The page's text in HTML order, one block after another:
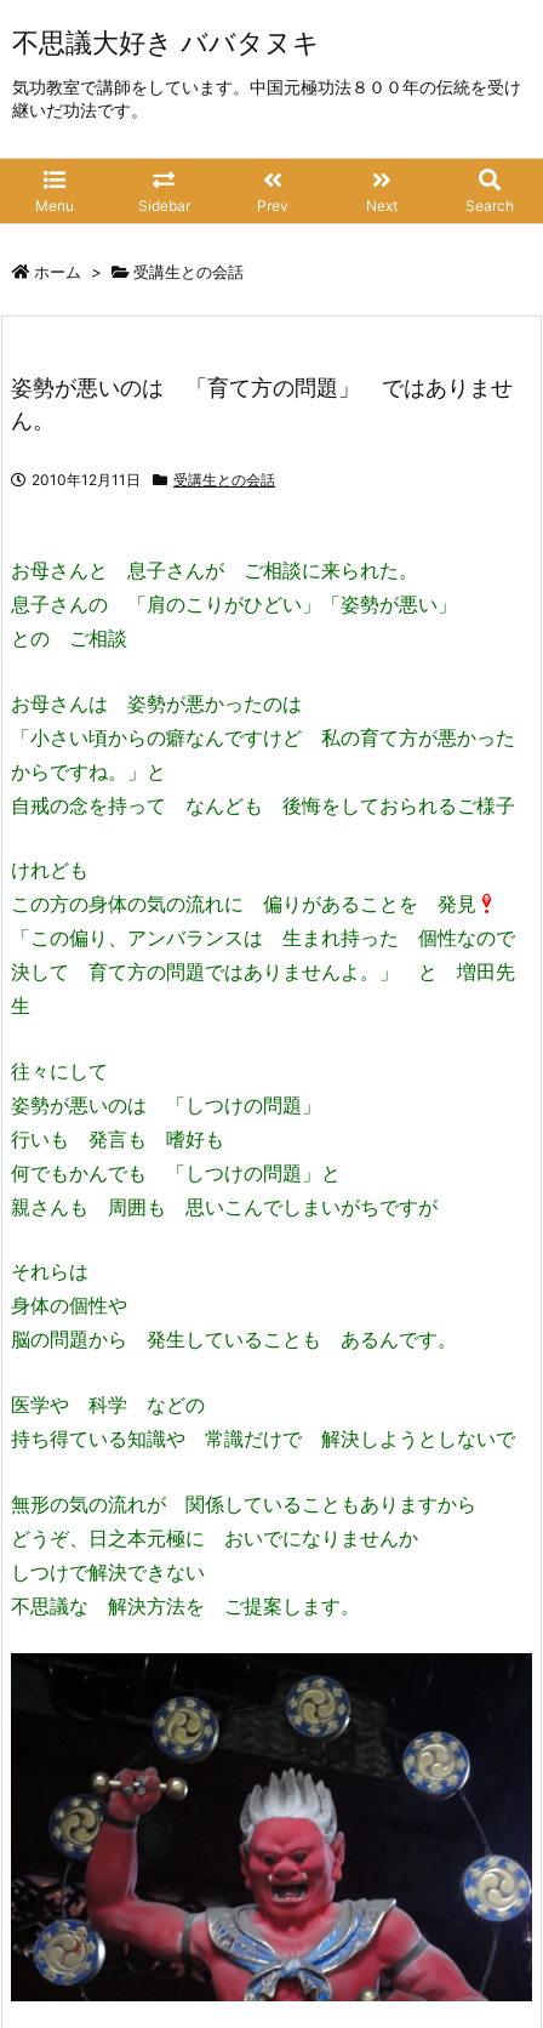
不思議大好き ババタヌキ
気功教室で講師をしています。中国元極功法８００年の伝統を受け
継いだ功法です。
Menu Sidebar Prev Next Search
ホーム > 受講生との会話
姿勢が悪いのは 「育て方の問題」 ではありませ
ん。
2010年12月11日 受講生との会話
お母さんと 息子さんが ご相談に来られた。
息子さんの 「肩のこりがひどい」「姿勢が悪い」
との ご相談
お母さんは 姿勢が悪かったのは
「小さい頃からの癖なんですけど 私の育て方が悪かった
からですね。」と
自戒の念を持って なんども 後悔をしておられるご様子
けれども
この方の身体の気の流れに 偏りがあることを 発見
「この偏り、アンバランスは 生まれ持った 個性なので
決して 育て方の問題ではありませんよ。」 と 増田先
生
往々にして
姿勢が悪いのは 「しつけの問題」
行いも 発言も 嗜好も
何でもかんでも 「しつけの問題」と
親さんも 周囲も 思いこんでしまいがちですが
それらは
身体の個性や
脳の問題から 発生していることも あるんです。
医学や 科学 などの
持ち得ている知識や 常識だけで 解決しようとしないで
無形の気の流れが 関係していることもありますから
どうぞ、日之本元極に おいでになりませんか
しつけで解決できない
不思議な 解決方法を ご提案します。